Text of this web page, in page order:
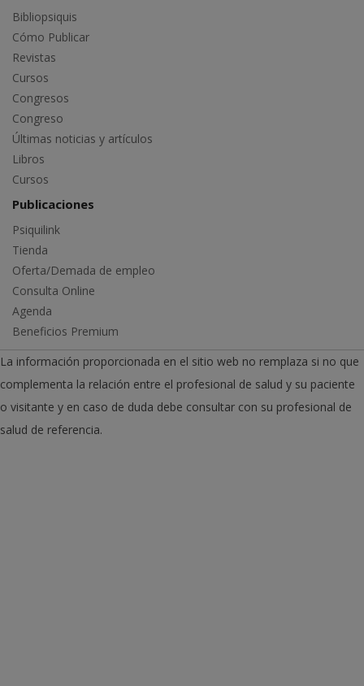
Bibliopsiquis
Cómo Publicar
Revistas
Cursos
Congresos
Congreso
Últimas noticias y artículos
Libros
Cursos
Publicaciones
Psiquilink
Tienda
Oferta/Demada de empleo
Consulta Online
Agenda
Beneficios Premium
La información proporcionada en el sitio web no remplaza si no que
complementa la relación entre el profesional de salud y su paciente
o visitante y en caso de duda debe consultar con su profesional de
salud de referencia.